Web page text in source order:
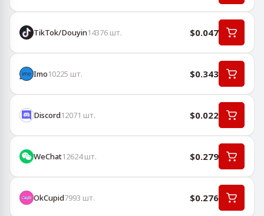
TikTok/Douyin14376 шт. $0.047
Imo10225 шт. $0.343
Discord12071 шт. $0.022
WeChat12624шт. $0.279
OkCupid7993 шт. $0.276